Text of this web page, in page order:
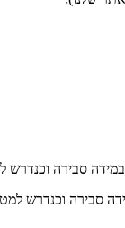
סבירה וכנדרש
וכנדרש